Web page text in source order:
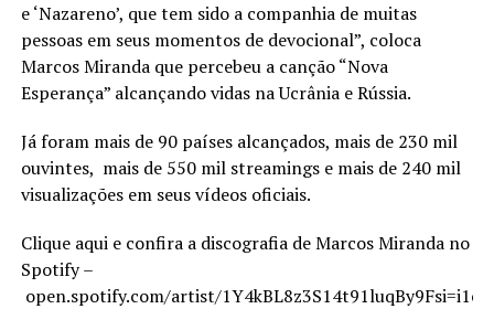
e ‘Nazareno’, que tem sido a companhia de muitas
pessoas em seus momentos de devocional”, coloca
Marcos Miranda que percebeu a canção “Nova
Esperança” alcançando vidas na Ucrânia e Rússia.
Já foram mais de 90 países alcançados, mais de 230 mil
ouvintes, mais de 550 mil streamings e mais de 240 mil
visualizações em seus vídeos oficiais.
Clique aqui e confira a discografia de Marcos Miranda no
Spotify –
open.spotify.com/artist/